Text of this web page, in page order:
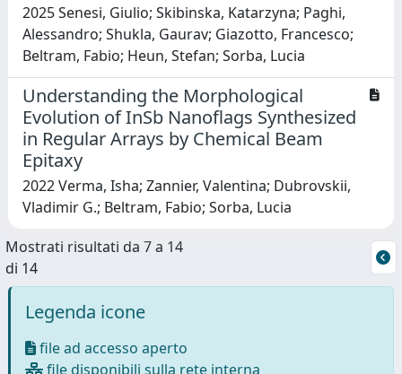
2025 Senesi, Giulio; Skibinska, Katarzyna; Paghi,
Alessandro; Shukla, Gaurav; Giazotto, Francesco;
Beltram, Fabio; Heun, Stefan; Sorba, Lucia
Understanding the Morphological
Evolution of InSb Nanoflags Synthesized
in Regular Arrays by Chemical Beam
Epitaxy
2022 Verma, Isha; Zannier, Valentina; Dubrovskii,
Vladimir G.; Beltram, Fabio; Sorba, Lucia
Mostrati risultati da 7 a 14
di 14
Legenda icone
file ad accesso aperto
file disponibili sulla rete interna